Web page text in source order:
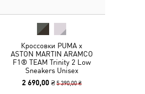
Кроссовки PUMA x
ASTON MARTIN ARAMCO
F1® TEAM Trinity 2 Low
Sneakers Unisex
2 690,00 ₴ 5 390,00 ₴